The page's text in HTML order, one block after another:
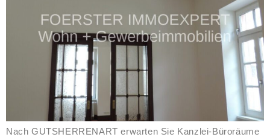
Nach GUTSHERRENART erwarten Sie Kanzlei-Büroräume